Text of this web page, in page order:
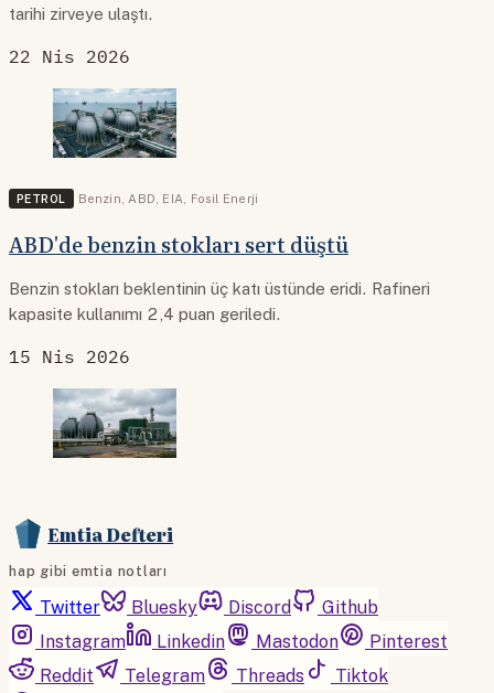
tarihi zirveye ulaştı.
22 Nis 2026
PETROL Benzin ABD EIA Fosil Enerji
ABD'de benzin stokları sert düştü
Benzin stokları beklentinin üç katı üstünde eridi. Rafineri
kapasite kullanımı 2,4 puan geriledi.
15 Nis 2026
Emtia Defteri
hap gibi emtia notları
Twitter Bluesky Discord
Github
Instagram
Linkedin Mastodon
Pinterest
Reddit
Telegram Threads
Tiktok